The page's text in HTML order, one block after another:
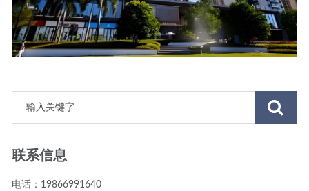
联系信息
电话：19866991640